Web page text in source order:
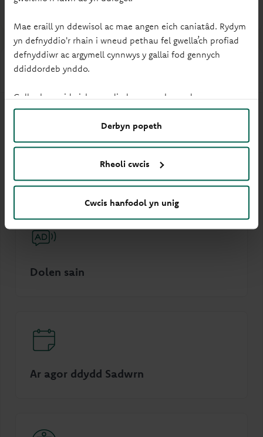
Mae eraill yn ddewisol ac mae angen eich caniatâd. Rydym
yn defnyddio'r rhain i wneud pethau fel gwella’ch profiad
defnyddiwr ac argymell cynnwys y gallai fod gennych
ddiddordeb ynddo.
Gallwch newid eich gosodiadau ar unrhyw adeg.
Derbyn popeth
Rheoli cwcis
Cwcis hanfodol yn unig
Hygyrchedd
Mynediad cadeiriau olwyn
Dolen sain
Ar agor ddydd Sadwrn